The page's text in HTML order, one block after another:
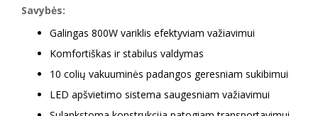
Savybės:
Galingas 800W variklis efektyviam važiavimui
Komfortiškas ir stabilus valdymas
10 colių vakuuminės padangos geresniam sukibimui
LED apšvietimo sistema saugesniam važiavimui